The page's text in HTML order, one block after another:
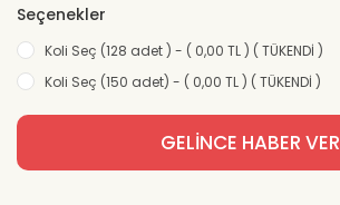
Seçenekler
Koli Seç (128 adet ) - ( 0,00 TL ) ( TÜKENDİ )
Koli Seç (150 adet) - ( 0,00 TL ) ( TÜKENDİ )
GELİNCE HABER VER